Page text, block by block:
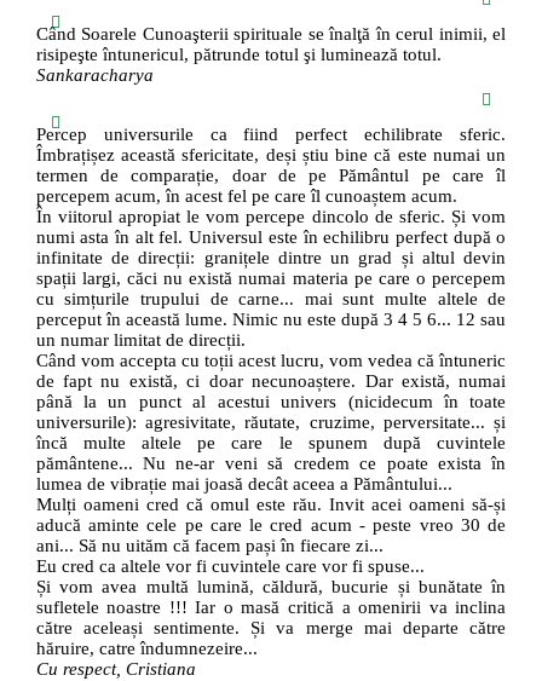
Când Soarele Cunoaşterii spirituale se înalţă în cerul inimii, el
risipeşte întunericul, pătrunde totul şi luminează totul.
Sankaracharya
Percep universurile ca fiind perfect echilibrate sferic.
Îmbrațișez această sfericitate, deși știu bine că este numai un
termen de comparație, doar de pe Pământul pe care îl
percepem acum, în acest fel pe care îl cunoaștem acum.
În viitorul apropiat le vom percepe dincolo de sferic. Și vom
numi asta în alt fel. Universul este în echilibru perfect după o
infinitate de direcții: granițele dintre un grad și altul devin
spații largi, căci nu există numai materia pe care o percepem
cu simțurile trupului de carne... mai sunt multe altele de
perceput în această lume. Nimic nu este după 3 4 5 6... 12 sau
un numar limitat de direcții.
Când vom accepta cu toții acest lucru, vom vedea că întuneric
de fapt nu există, ci doar necunoaștere. Dar există, numai
până la un punct al acestui univers (nicidecum în toate
universurile): agresivitate, răutate, cruzime, perversitate... și
încă multe altele pe care le spunem după cuvintele
pământene... Nu ne-ar veni să credem ce poate exista în
lumea de vibrație mai joasă decât aceea a Pământului...
Mulți oameni cred că omul este rău. Invit acei oameni să-și
aducă aminte cele pe care le cred acum - peste vreo 30 de
ani... Să nu uităm că facem pași în fiecare zi...
Eu cred ca altele vor fi cuvintele care vor fi spuse...
Și vom avea multă lumină, căldură, bucurie și bunătate în
sufletele noastre !!! Iar o masă critică a omenirii va inclina
către aceleași sentimente. Și va merge mai departe către
hăruire, catre îndumnezeire...
Cu respect, Cristiana